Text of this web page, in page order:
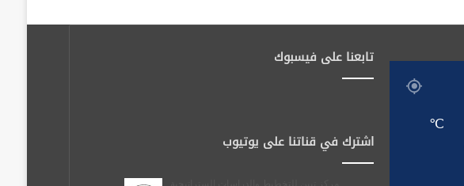
℃
تابعنا على فيسبوك
اشترك في قناتنا على يوتيوب